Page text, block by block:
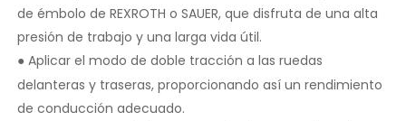
de émbolo de REXROTH o SAUER, que disfruta de una alta
presión de trabajo y una larga vida útil.
● Aplicar el modo de doble tracción a las ruedas
delanteras y traseras, proporcionando así un rendimiento
de conducción adecuado.